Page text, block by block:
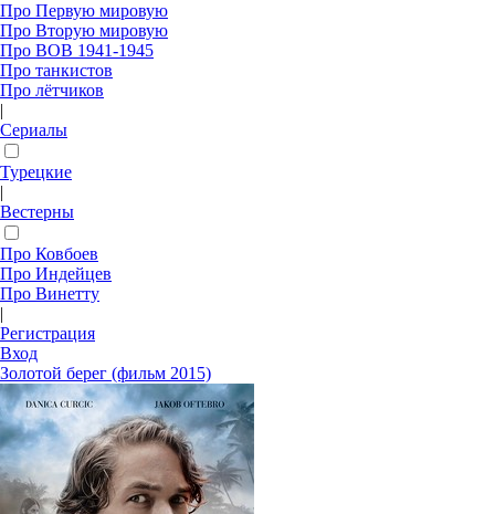
Про Первую мировую
Про Вторую мировую
Про ВОВ 1941-1945
Про танкистов
Про лётчиков
|
Сериалы
Турецкие
|
Вестерны
Про Ковбоев
Про Индейцев
Про Винетту
|
Регистрация
Вход
Золотой берег (фильм 2015)